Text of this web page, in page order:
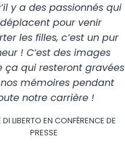
y a des passionnés qui
pour venir
les filles, c’est un pur
! C’est des images
ça qui resteront gravées
mémoires pendant
notre carrière !
LIBERTO EN CONFÉRENCE DE
PRESSE